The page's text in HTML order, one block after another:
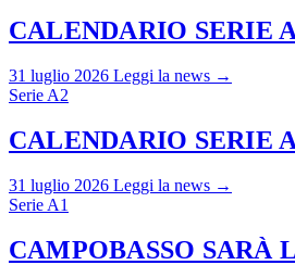
CALENDARIO SERIE
31 luglio 2026 Leggi la news →
Serie A2
CALENDARIO SERIE
31 luglio 2026 Leggi la news →
Serie A1
CAMPOBASSO SARÀ